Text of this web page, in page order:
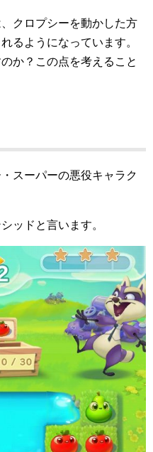
クロプシーを動かした方
るようになっています。
か？この点を考えること
スーパーの悪役キャラク
ッドと言います。